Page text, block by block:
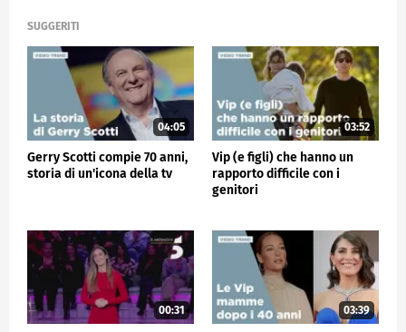
SUGGERITI
04:05
Gerry Scotti compie 70 anni,
storia di un'icona della tv
03:52
Vip (e figli) che hanno un
rapporto difficile con i
genitori
00:31 03:39